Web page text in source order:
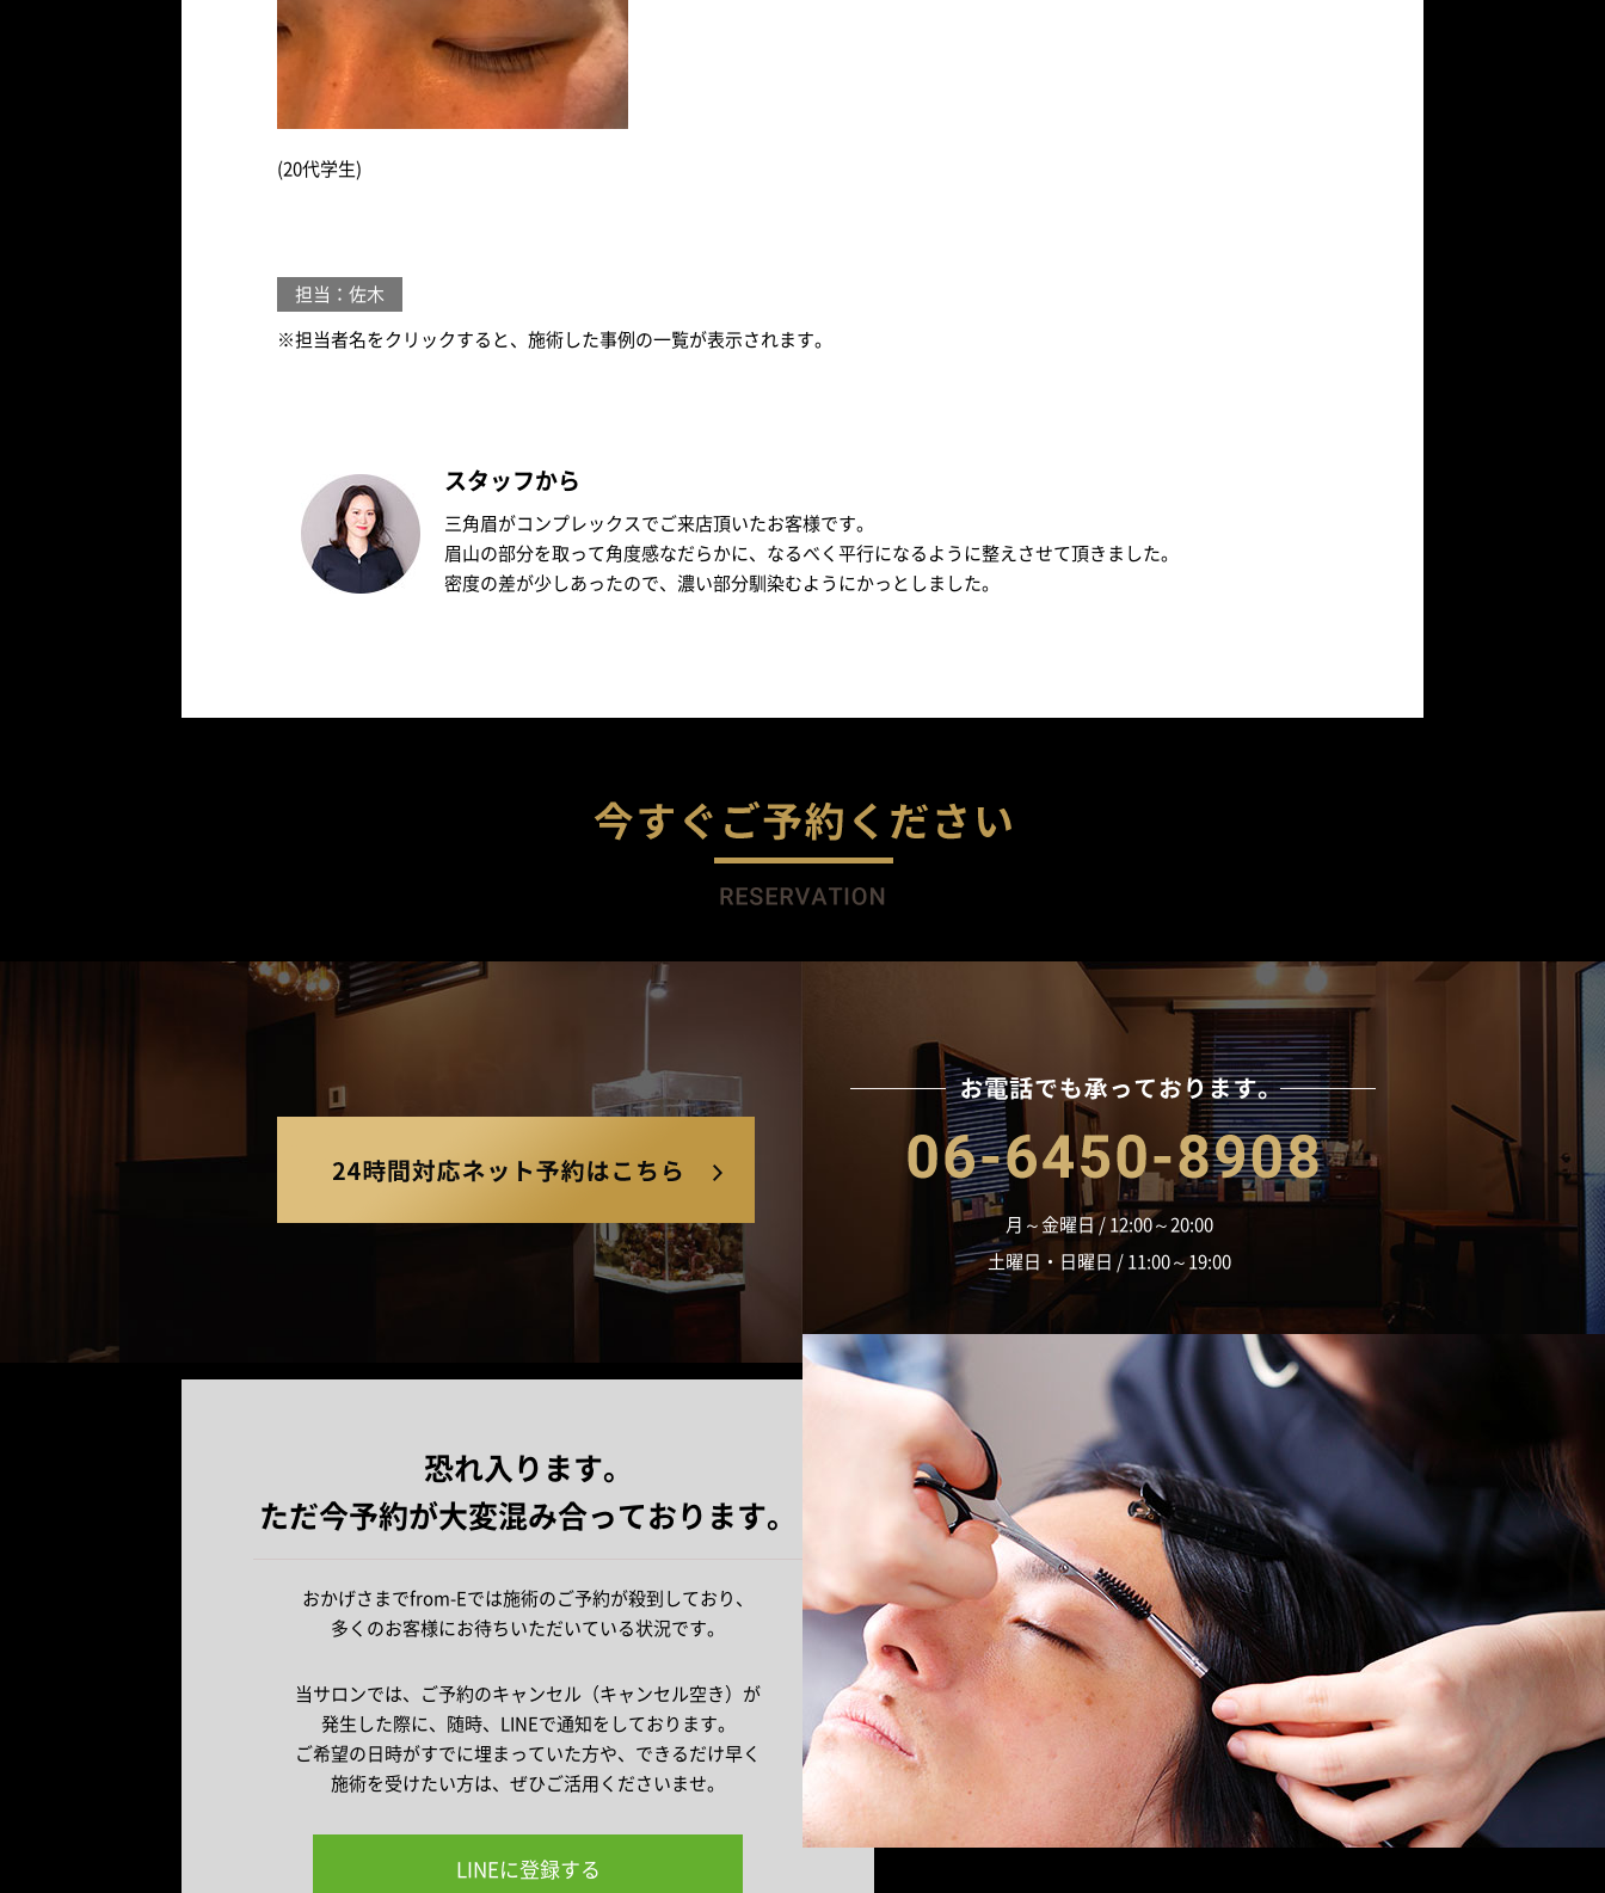
(20代学生)
担当：佐木
※担当者名をクリックすると、施術した事例の一覧が表示されます。
スタッフから
三角眉がコンプレックスでご来店頂いたお客様です。
眉山の部分を取って角度感なだらかに、なるべく平行になるように整えさせて頂きました。
密度の差が少しあったので、濃い部分馴染むようにかっとしました。
24時間対応ネット予約はこちら
06-6450-8908
月～金曜日 / 12:00～20:00
土曜日・日曜日 / 11:00～19:00
恐れ入ります。
ただ今予約が大変混み合っております。
おかげさまでfrom-Eでは施術のご予約が殺到しており、
多くのお客様にお待ちいただいている状況です。
当サロンでは、ご予約のキャンセル（キャンセル空き）が
発生した際に、随時、LINEで通知をしております。
ご希望の日時がすでに埋まっていた方や、できるだけ早く
施術を受けたい方は、ぜひご活用くださいませ。
LINEに登録する